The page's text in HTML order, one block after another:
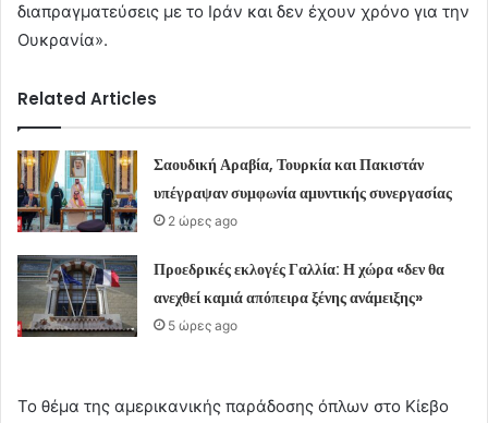
διαπραγματεύσεις με το Ιράν και δεν έχουν χρόνο για την
Ουκρανία».
Related Articles
Σαουδική Αραβία, Τουρκία και Πακιστάν
υπέγραψαν συμφωνία αμυντικής συνεργασίας
2 ώρες ago
Προεδρικές εκλογές Γαλλία: Η χώρα «δεν θα
ανεχθεί καμιά απόπειρα ξένης ανάμειξης»
5 ώρες ago
Το θέμα της αμερικανικής παράδοσης όπλων στο Κίεβο